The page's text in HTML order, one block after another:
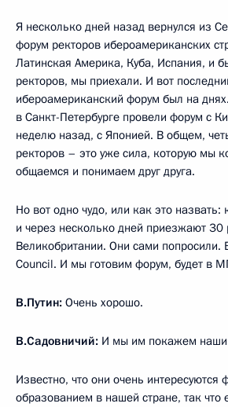
Я несколько дней назад вернулся из
форум ректоров ибероамериканских
Латинская Америка, Куба, Испания, и
ректоров, мы приехали. И вот
ибероамериканский форум был на
в Санкт-Петербурге провели форум с
неделю назад, с Японией. В общем,
ректоров – это уже сила, которую мы
общаемся и понимаем друг друга.
Но вот одно чудо, или как это назвать:
и через несколько дней приезжают 30
Великобритании. Они сами попросили.
Council. И мы готовим форум, будет в
В.Путин: Очень хорошо.
В.Садовничий: И мы им покажем наши
Известно, что они очень интересуются
образованием в нашей стране, так что